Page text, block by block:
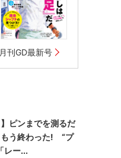
月刊GD最新号
】ピンまでを測るだ
もう終わった! “プ
レー...